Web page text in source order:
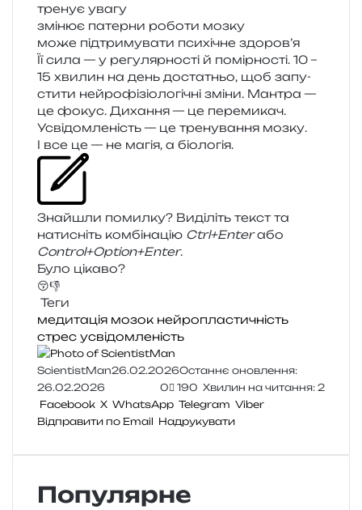
тре­нує увагу
змі­нює патер­ни робо­ти мозку
може під­три­му­ва­ти пси­хі­чне здоров’я
Її сила — у регу­ляр­но­сті й помір­но­сті. 10 –
15 хви­лин на день доста­тньо, щоб запу­
сти­ти ней­ро­фі­зіо­ло­гі­чні зміни. Мантра —
це фокус. Дихання — це пере­ми­кач.
Усвідомленість — це тре­ну­ва­н­ня мозку.
І все це — не магія, а біологія.
Знайшли помил­ку? Виділіть текст та
нати­сніть ком­бі­на­цію Ctrl+Enterабо
Control+Option+Enter.
Було цікаво?
😚👎
Теги
медитація мозок нейропластичність
стрес усвідомленість
ScientistMan26.02.2026Останнє оновлення:
26.02.2026
0 190 Хвилин на читання: 2
Facebook X WhatsApp Telegram Viber
Відправити по Email Надрукувати
Популярне